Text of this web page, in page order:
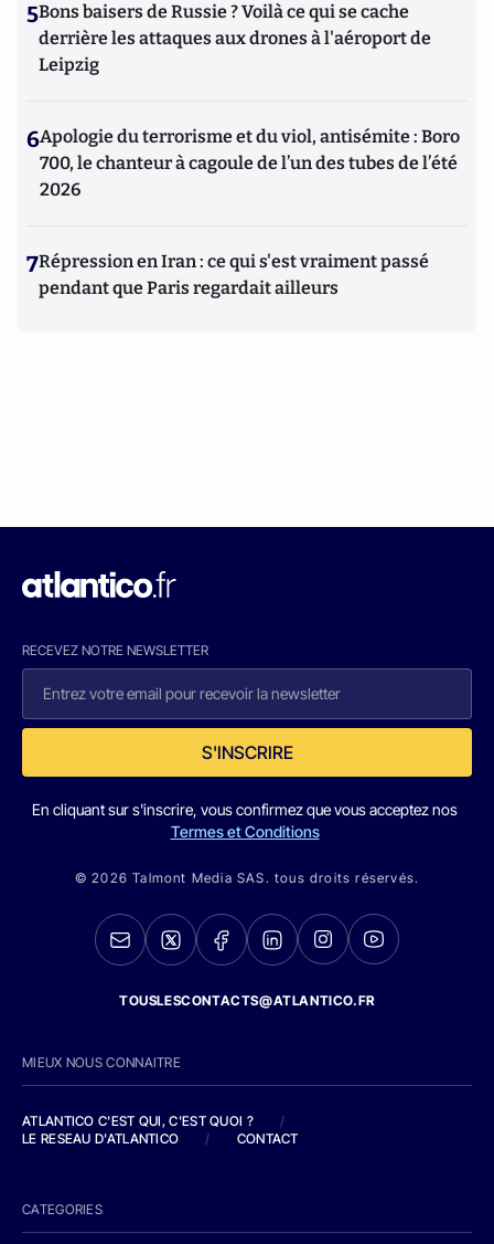
5Bons baisers de Russie ? Voilà ce qui se cache
derrière les attaques aux drones à l'aéroport de
Leipzig
6Apologie du terrorisme et du viol, antisémite : Boro
700, le chanteur à cagoule de l’un des tubes de l’été
2026
7Répression en Iran : ce qui s'est vraiment passé
pendant que Paris regardait ailleurs
RECEVEZ NOTRE NEWSLETTER
S'INSCRIRE
En cliquant sur s'inscrire, vous confirmez que vous acceptez nos
Termes et Conditions
© 2026 Talmont Media SAS. tous droits réservés.
TOUSLESCONTACTS@ATLANTICO.FR
MIEUX NOUS CONNAITRE
ATLANTICO C'EST QUI, C'EST QUOI ?
/
LE RESEAU D'ATLANTICO
/ CONTACT
CATEGORIES